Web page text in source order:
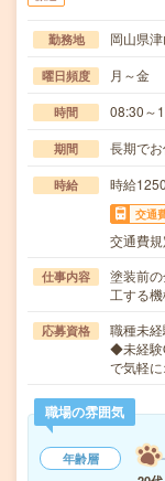
勤務地 岡山県
曜日頻度 月～金
時間 08:30～
期間 長期で
時給 時給
交通
交通費
仕事内容
塗装前
工する
応募資格
職種未
◆未経験
で気軽
職場の雰囲気
年齢層